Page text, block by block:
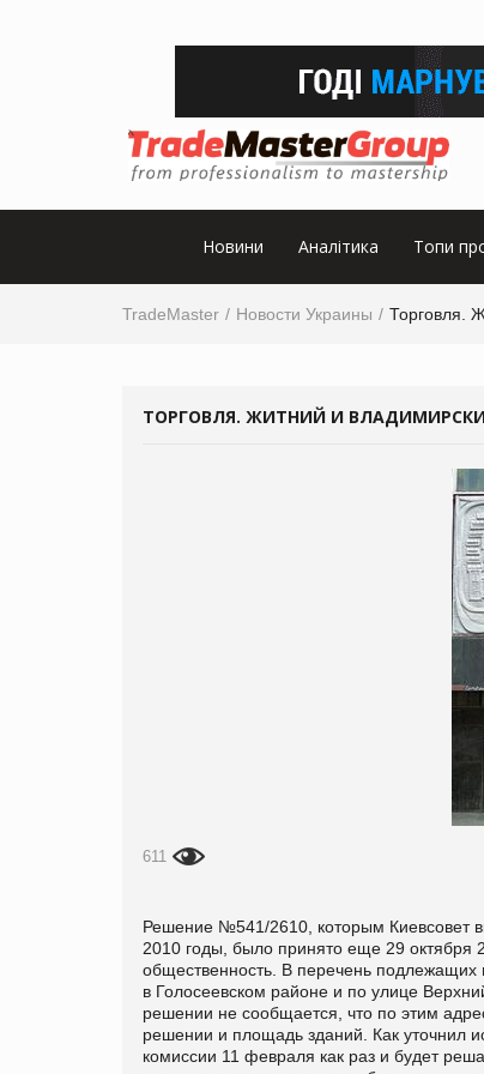
Новини Аналітика Топи
TradeMaster Новости Украины Торговля.
ТОРГОВЛЯ. ЖИТНИЙ И
611
Решение №541/2610, которым Киевсовет
2010 годы, было принято еще 29 октября
общественность. В перечень подлежащих
в Голосеевском районе и по улице
решении не сообщается, что по этим
решении и площадь зданий. Как уточнил
комиссии 11 февраля как раз и будет